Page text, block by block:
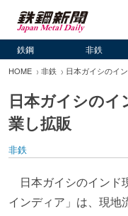
鉄鋼 非鉄
HOME 非鉄 日本ガイシのイ
日本ガイシのイ
業し拡販
非鉄
日本ガイシのインド
インディア」は、現地